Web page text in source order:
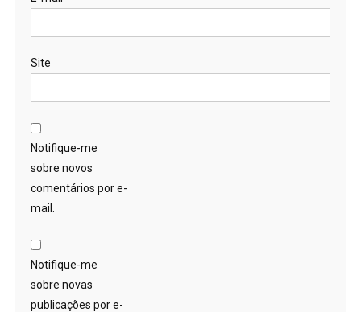
Site
Notifique-me
sobre novos
comentários por e-
mail.
Notifique-me
sobre novas
publicações por e-